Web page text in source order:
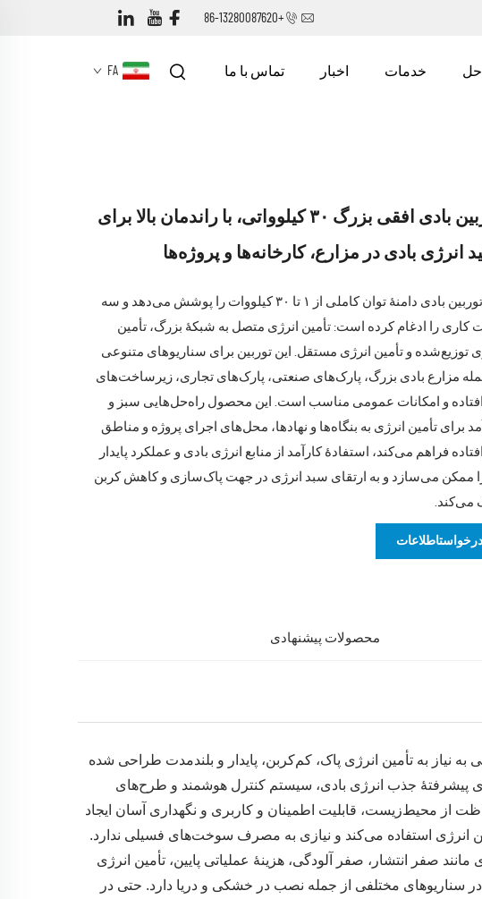
+86-13280087620
حل خدمات اخبار تماس با ما FA
توربین بادی افقی بزرگ ۳۰ کیلوواتی، با راندمان بالا برای
انرژی بادی در مزارع، کارخانه‌ها و پروژه‌ها
این توربین بادی دامنهٔ توان کاملی از ۱ تا ۳۰ کیلووات را پوشش می‌دهد و سه
کاری را ادغام کرده است: تأمین انرژی متصل به شبکهٔ بزرگ، تأمین
توزیع‌شده و تأمین انرژی مستقل. این توربین برای سناریوهای متنوعی
مزارع بادی بزرگ، پارک‌های صنعتی، پارک‌های تجاری، زیرساخت‌های
و امکانات عمومی مناسب است. این محصول راه‌حل‌هایی سبز و
برای تأمین انرژی به بنگاه‌ها و نهادها، محل‌های اجرای پروژه و مناطق
فراهم می‌کند، استفادهٔ کارآمد از منابع انرژی بادی و عملکرد پایدار
ممکن می‌سازد و به ارتقای سبد انرژی در جهت پاک‌سازی و کاهش کربن
می‌کند.
درخواستاطلاعات
محصولات پیشنهادی
به نیاز به تأمین انرژی پاک، کم‌کربن، پایدار و بلندمدت طراحی شده
پیشرفتهٔ جذب انرژی بادی، سیستم کنترل هوشمند و طرح‌های
از محیط‌زیست، قابلیت اطمینان و کاربری و نگهداری آسان ایجاد
انرژی استفاده می‌کند و نیازی به مصرف سوخت‌های فسیلی ندارد.
صفر انتشار، صفر آلودگی، هزینهٔ عملیاتی پایین، تأمین انرژی
در سناریوهای مختلفی از جمله نصب در خشکی و دریا دارد. حتی در